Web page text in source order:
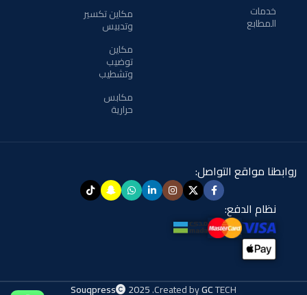
خدمات
المطابع
مكاين تكسير
وتدبيس
مكاين
توضيب
وتشطيب
مكابس
حرارية
روابطنا مواقع التواصل:
نظام الدفع:
Souqpress 2025.Created byGCTECH